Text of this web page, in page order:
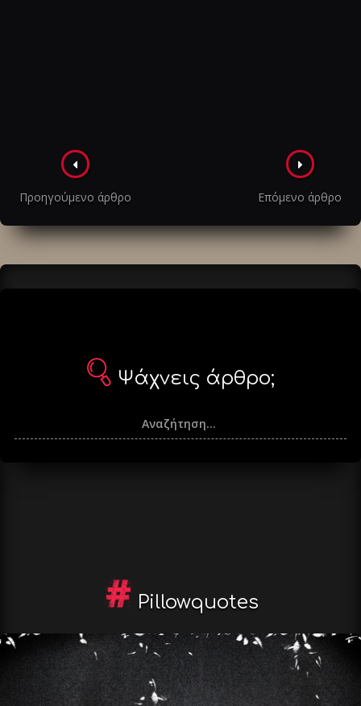
Πλοήγηση
στα
άρθρα
Προηγούμενο άρθρο Επόμενο άρθρο
Ψάχνεις άρθρο;
Pillowquotes